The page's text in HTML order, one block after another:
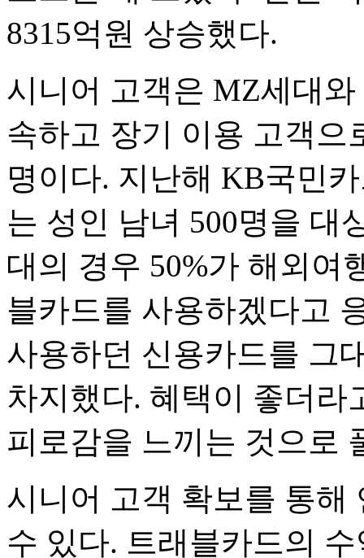
8315억원 상승했다.
시니어 고객은 MZ세대
속하고 장기 이용 고객으
명이다. 지난해 KB국민
는 성인 남녀 500명을 대
대의 경우 50%가 해외여
블카드를 사용하겠다고
사용하던 신용카드를 그
차지했다. 혜택이 좋더라
피로감을 느끼는 것으로
시니어 고객 확보를 통해
수 있다. 트래블카드의